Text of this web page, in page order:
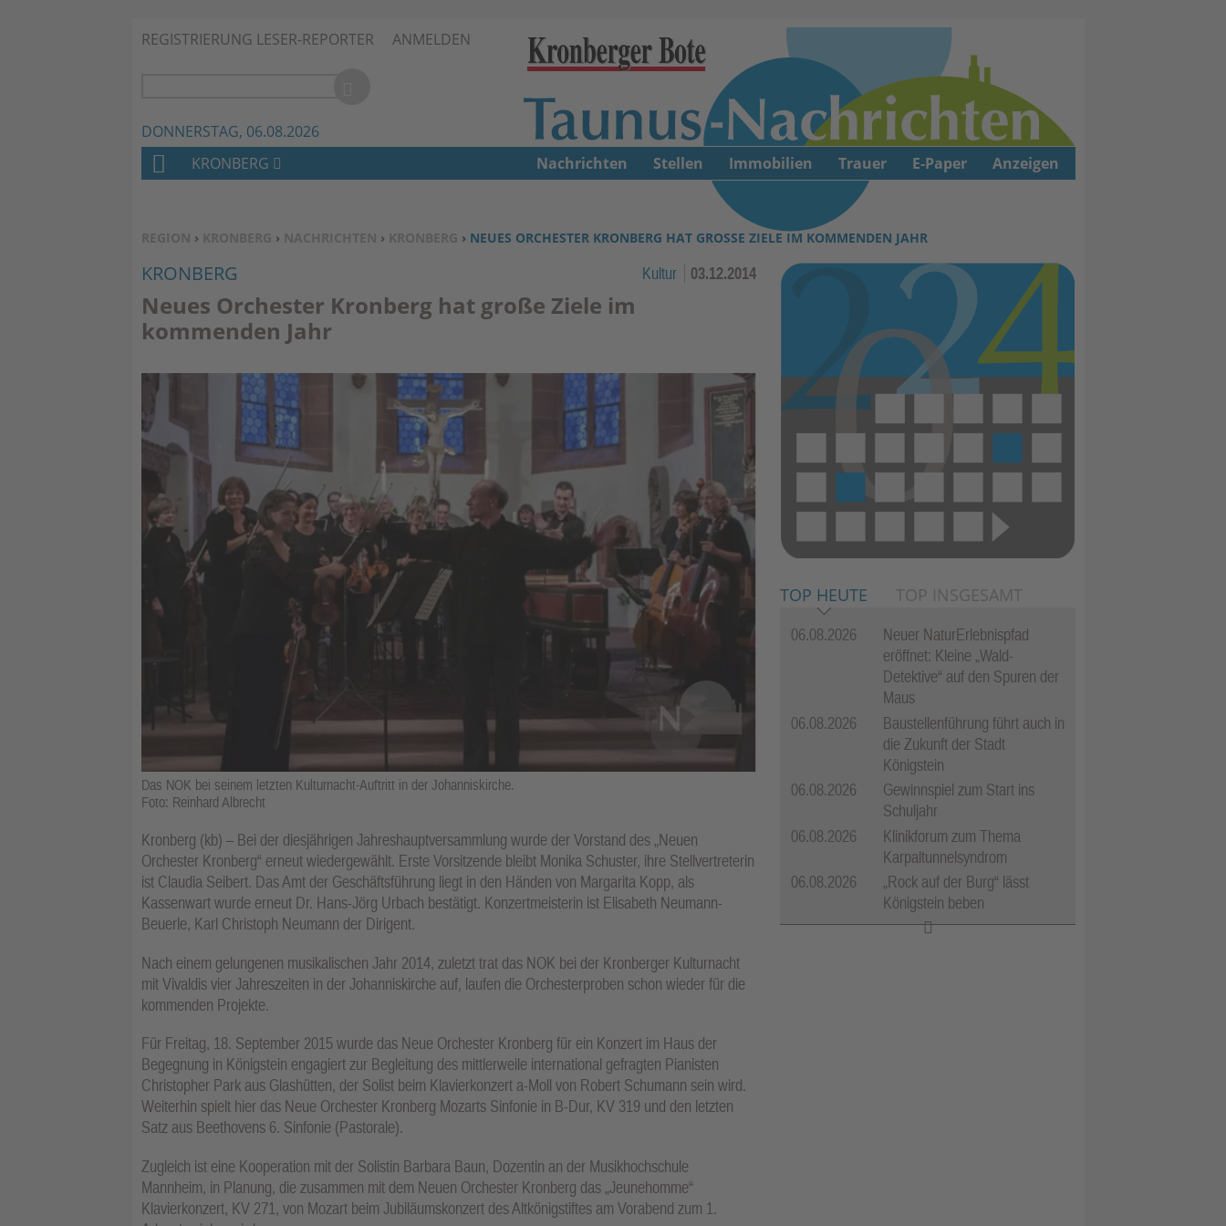
REGISTRIERUNG LESER-REPORTER ANMELDEN
DONNERSTAG, 06.08.2026
SIE BEFINDEN SICH HIER:
REGION › KRONBERG › NACHRICHTEN › KRONBERG › NEUES ORCHESTER KRONBERG HAT GROSSE ZIELE IM KOMMENDEN JAHR
KRONBERG Kultur 03.12.2014
Neues Orchester Kronberg hat große Ziele im
kommenden Jahr
Das NOK bei seinem letzten Kulturnacht-Auftritt in der Johanniskirche.
Foto: Reinhard Albrecht
Kronberg (kb) – Bei der diesjährigen Jahreshauptversammlung wurde der Vorstand des „Neuen
Orchester Kronberg“ erneut wiedergewählt. Erste Vorsitzende bleibt Monika Schuster, ihre Stellvertreterin
ist Claudia Seibert. Das Amt der Geschäftsführung liegt in den Händen von Margarita Kopp, als
Kassenwart wurde erneut Dr. Hans-Jörg Urbach bestätigt. Konzertmeisterin ist Elisabeth Neumann-
Beuerle, Karl Christoph Neumann der Dirigent.
Nach einem gelungenen musikalischen Jahr 2014, zuletzt trat das NOK bei der Kronberger Kulturnacht
mit Vivaldis vier Jahreszeiten in der Johanniskirche auf, laufen die Orchesterproben schon wieder für die
kommenden Projekte.
Für Freitag, 18. September 2015 wurde das Neue Orchester Kronberg für ein Konzert im Haus der
Begegnung in Königstein engagiert zur Begleitung des mittlerweile international gefragten Pianisten
Christopher Park aus Glashütten, der Solist beim Klavierkonzert a-Moll von Robert Schumann sein wird.
Weiterhin spielt hier das Neue Orchester Kronberg Mozarts Sinfonie in B-Dur, KV 319 und den letzten
Satz aus Beethovens 6. Sinfonie (Pastorale).
Zugleich ist eine Kooperation mit der Solistin Barbara Baun, Dozentin an der Musikhochschule
Mannheim, in Planung, die zusammen mit dem Neuen Orchester Kronberg das „Jeunehomme“
Klavierkonzert, KV 271, von Mozart beim Jubiläumskonzert des Altkönigstiftes am Vorabend zum 1.
TOP HEUTE TOP INSGESAMT
06.08.2026
Neuer NaturErlebnispfad
eröffnet: Kleine „Wald-
Detektive“ auf den Spuren der
Maus
06.08.2026
Baustellenführung führt auch in
die Zukunft der Stadt
Königstein
06.08.2026
Gewinnspiel zum Start ins
Schuljahr
06.08.2026
Klinikforum zum Thema
Karpaltunnelsyndrom
06.08.2026
„Rock auf der Burg“ lässt
Königstein beben
H
M
E
KRONBERG Nachrichten Stellen Immobilien Trauer E-Paper Anzeigen